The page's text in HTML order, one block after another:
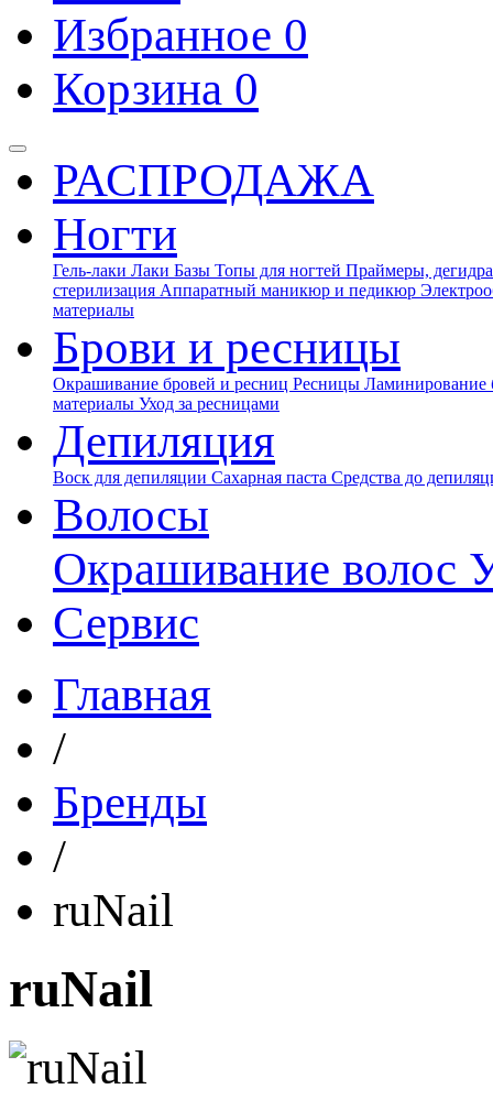
Избранное 0
Корзина 0
РАСПРОДАЖА
Ногти
Гель-лаки Лаки Базы Топы для ногтей Праймеры,
стерилизация Аппаратный маникюр и педикюр
материалы
Брови и ресницы
Окрашивание бровей и ресниц Ресницы Ламинирование
материалы Уход за ресницами
Депиляция
Воск для депиляции Сахарная паста Средства до
Волосы
Окрашивание волос
Сервис
Главная
/
Бренды
/
ruNail
ruNail